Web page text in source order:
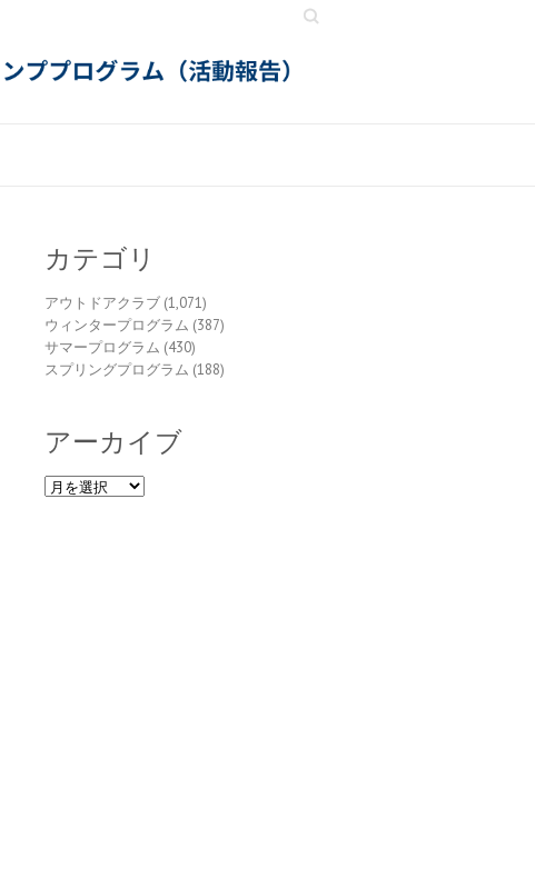
Search
カテゴリ
アウトドアクラブ (1,071)
ウィンタープログラム (387)
サマープログラム (430)
スプリングプログラム (188)
アーカイブ
ア